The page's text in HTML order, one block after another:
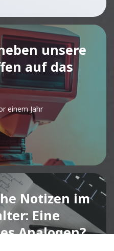
unsere
auf das
einem Jahr
Notizen im
Eine
Analogen?